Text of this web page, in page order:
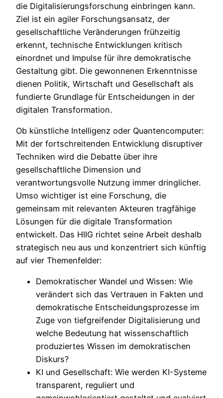
die Digitalisierungsforschung einbringen kann.
Ziel ist ein agiler Forschungsansatz, der
gesellschaftliche Veränderungen frühzeitig
erkennt, technische Entwicklungen kritisch
einordnet und Impulse für ihre demokratische
Gestaltung gibt. Die gewonnenen Erkenntnisse
dienen Politik, Wirtschaft und Gesellschaft als
fundierte Grundlage für Entscheidungen in der
digitalen Transformation.
Ob künstliche Intelligenz oder Quantencomputer:
Mit der fortschreitenden Entwicklung disruptiver
Techniken wird die Debatte über ihre
gesellschaftliche Dimension und
verantwortungsvolle Nutzung immer dringlicher.
Umso wichtiger ist eine Forschung, die
gemeinsam mit relevanten Akteuren tragfähige
Lösungen für die digitale Transformation
entwickelt. Das HIIG richtet seine Arbeit deshalb
strategisch neu aus und konzentriert sich künftig
auf vier Themenfelder:
Demokratischer Wandel und Wissen: Wie
verändert sich das Vertrauen in Fakten und
demokratische Entscheidungsprozesse im
Zuge von tiefgreifender Digitalisierung und
welche Bedeutung hat wissenschaftlich
produziertes Wissen im demokratischen
Diskurs?
KI und Gesellschaft: Wie werden KI-Systeme
transparent, reguliert und